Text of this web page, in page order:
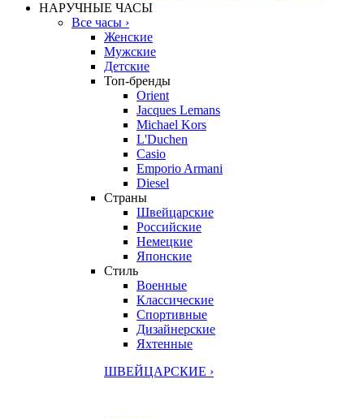
НАРУЧНЫЕ ЧАСЫ
Все часы ›
Женские
Мужские
Детские
Топ-бренды
Orient
Jacques Lemans
Michael Kors
L'Duchen
Casio
Emporio Armani
Diesel
Страны
Швейцарские
Российские
Немецкие
Японские
Стиль
Военные
Классические
Спортивные
Дизайнерские
Яхтенные
ШВЕЙЦАРСКИЕ ›